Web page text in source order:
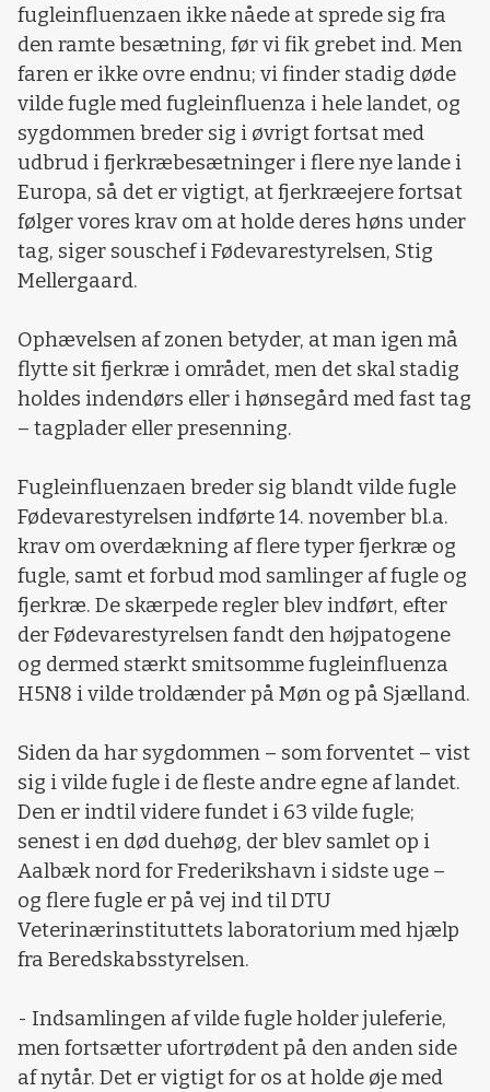
fugleinfluenzaen ikke nåede at sprede sig fra
den ramte besætning, før vi fik grebet ind. Men
faren er ikke ovre endnu; vi finder stadig døde
vilde fugle med fugleinfluenza i hele landet, og
sygdommen breder sig i øvrigt fortsat med
udbrud i fjerkræbesætninger i flere nye lande i
Europa, så det er vigtigt, at fjerkræejere fortsat
følger vores krav om at holde deres høns under
tag, siger souschef i Fødevarestyrelsen, Stig
Mellergaard.
Ophævelsen af zonen betyder, at man igen må
flytte sit fjerkræ i området, men det skal stadig
holdes indendørs eller i hønsegård med fast tag
– tagplader eller presenning.
Fugleinfluenzaen breder sig blandt vilde fugle
Fødevarestyrelsen indførte 14. november bl.a.
krav om overdækning af flere typer fjerkræ og
fugle, samt et forbud mod samlinger af fugle og
fjerkræ. De skærpede regler blev indført, efter
der Fødevarestyrelsen fandt den højpatogene
og dermed stærkt smitsomme fugleinfluenza
H5N8 i vilde troldænder på Møn og på Sjælland.
Siden da har sygdommen – som forventet – vist
sig i vilde fugle i de fleste andre egne af landet.
Den er indtil videre fundet i 63 vilde fugle;
senest i en død duehøg, der blev samlet op i
Aalbæk nord for Frederikshavn i sidste uge –
og flere fugle er på vej ind til DTU
Veterinærinstituttets laboratorium med hjælp
fra Beredskabsstyrelsen.
- Indsamlingen af vilde fugle holder juleferie,
men fortsætter ufortrødent på den anden side
af nytår. Det er vigtigt for os at holde øje med